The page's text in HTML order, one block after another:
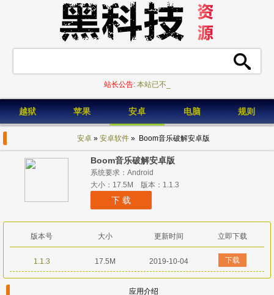
站长公告: 本站已不_
越狱 苹果 安卓 电脑 规则
安卓 » 安卓软件 » Boom音乐破解安卓版
Boom音乐破解安卓版
系统要求：Android
大小：17.5M 版本：1.1.3
下 载
版本号 大小 更新时间 立即下载
1.1.3 17.5M 2019-10-04 下载
应用介绍